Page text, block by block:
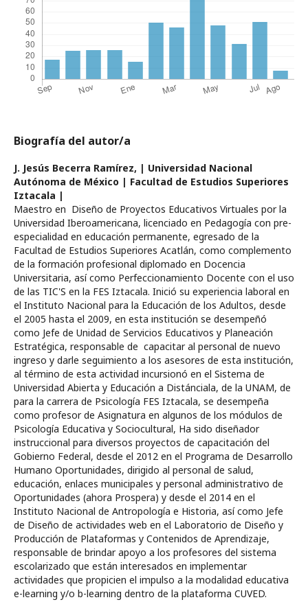
Biografía del autor/a
J. Jesús Becerra Ramírez, | Universidad Nacional
Autónoma de México | Facultad de Estudios Superiores
Iztacala |
Maestro en Diseño de Proyectos Educativos Virtuales por la
Universidad Iberoamericana, licenciado en Pedagogía con pre-
especialidad en educación permanente, egresado de la
Facultad de Estudios Superiores Acatlán, como complemento
de la formación profesional diplomado en Docencia
Universitaria, así como Perfeccionamiento Docente con el uso
de las TIC'S en la FES Iztacala. Inició su experiencia laboral en
el Instituto Nacional para la Educación de los Adultos, desde
el 2005 hasta el 2009, en esta institución se desempeñó
como Jefe de Unidad de Servicios Educativos y Planeación
Estratégica, responsable de capacitar al personal de nuevo
ingreso y darle seguimiento a los asesores de esta institución,
al término de esta actividad incursionó en el Sistema de
Universidad Abierta y Educación a Distánciala, de la UNAM, de
para la carrera de Psicología FES Iztacala, se desempeña
como profesor de Asignatura en algunos de los módulos de
Psicología Educativa y Sociocultural, Ha sido diseñador
instruccional para diversos proyectos de capacitación del
Gobierno Federal, desde el 2012 en el Programa de Desarrollo
Humano Oportunidades, dirigido al personal de salud,
educación, enlaces municipales y personal administrativo de
Oportunidades (ahora Prospera) y desde el 2014 en el
Instituto Nacional de Antropología e Historia, así como Jefe
de Diseño de actividades web en el Laboratorio de Diseño y
Producción de Plataformas y Contenidos de Aprendizaje,
responsable de brindar apoyo a los profesores del sistema
escolarizado que están interesados en implementar
actividades que propicien el impulso a la modalidad educativa
e-learning y/o b-learning dentro de la plataforma CUVED.